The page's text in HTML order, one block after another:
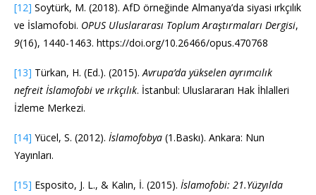
[12] Soytürk, M. (2018). AfD örneğinde Almanya’da siyasi ırkçılık
ve İslamofobi. OPUS Uluslararası Toplum Araştırmaları Dergisi,
9(16), 1440-1463. https://doi.org/10.26466/opus.470768
[13] Türkan, H. (Ed.). (2015).Avrupa’da yükselen ayrımcılık
nefreit İslamofobi ve ırkçılık. İstanbul: Uluslarararı Hak İhlalleri
İzleme Merkezi.
[14] Yücel, S. (2012). İslamofobya (1.Baskı). Ankara: Nun
Yayınları.
[15] Esposito, J. L., & Kalın, İ. (2015). İslamofobi: 21.Yüzyılda